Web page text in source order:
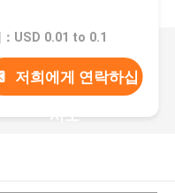
：USD 0.01 to 0.1
저희에게 연락하십
시오